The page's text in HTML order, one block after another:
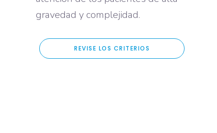
gravedad y complejidad.
REVISE LOS CRITERIOS